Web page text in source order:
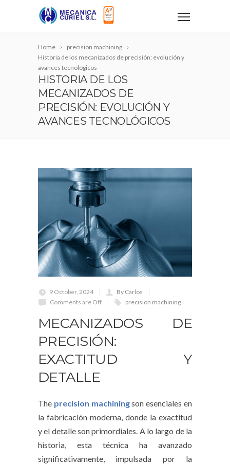
Home
precision machining
Historia de los mecanizados de precisión: evolución y
avances tecnológicos
HISTORIA DE LOS
MECANIZADOS DE
PRECISIÓN: EVOLUCIÓN Y
AVANCES TECNOLÓGICOS
9 October, 2024
By Carlos
Comments are Off
precision machining
MECANIZADOS DE
PRECISIÓN:
EXACTITUD Y
DETALLE
The precision machiningson esenciales en
la fabricación moderna, donde la exactitud
y el detalle son primordiales. A lo largo de la
historia, esta técnica ha avanzado
significativamente, impulsada por la